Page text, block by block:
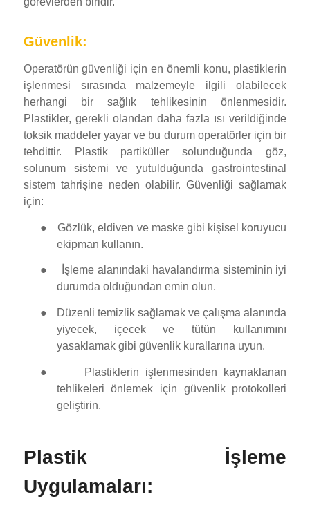
Güvenlik:
Operatörün güvenliği için en önemli konu, plastiklerin
işlenmesi sırasında malzemeyle ilgili olabilecek
herhangi bir sağlık tehlikesinin önlenmesidir.
Plastikler, gerekli olandan daha fazla ısı verildiğinde
toksik maddeler yayar ve bu durum operatörler için bir
tehdittir. Plastik partiküller solunduğunda göz,
solunum sistemi ve yutulduğunda gastrointestinal
sistem tahrişine neden olabilir. Güvenliği sağlamak
için:
●
Gözlük, eldiven ve maske gibi kişisel koruyucu
ekipman kullanın.
●
İşleme alanındaki havalandırma sisteminin iyi
durumda olduğundan emin olun.
●
Düzenli temizlik sağlamak ve çalışma alanında
yiyecek, içecek ve tütün kullanımını
yasaklamak gibi güvenlik kurallarına uyun.
●
Plastiklerin işlenmesinden kaynaklanan
tehlikeleri önlemek için güvenlik protokolleri
geliştirin.
Plastik İşleme
Uygulamaları: